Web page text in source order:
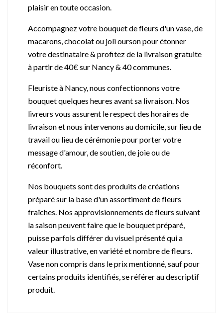
plaisir en toute occasion.
Accompagnez votre bouquet de fleurs d'un vase, de
macarons, chocolat ou joli ourson pour étonner
votre destinataire & profitez de la livraison gratuite
à partir de 40€ sur Nancy & 40 communes.
Fleuriste à Nancy, nous confectionnons votre
bouquet quelques heures avant sa livraison. Nos
livreurs vous assurent le respect des horaires de
livraison et nous intervenons au domicile, sur lieu de
travail ou lieu de cérémonie pour porter votre
message d'amour, de soutien, de joie ou de
réconfort.
Nos bouquets sont des produits de créations
préparé sur la base d'un assortiment de fleurs
fraîches. Nos approvisionnements de fleurs suivant
la saison peuvent faire que le bouquet préparé,
puisse parfois différer du visuel présenté qui a
valeur illustrative, en variété et nombre de fleurs.
Vase non compris dans le prix mentionné, sauf pour
certains produits identifiés, se référer au descriptif
produit.